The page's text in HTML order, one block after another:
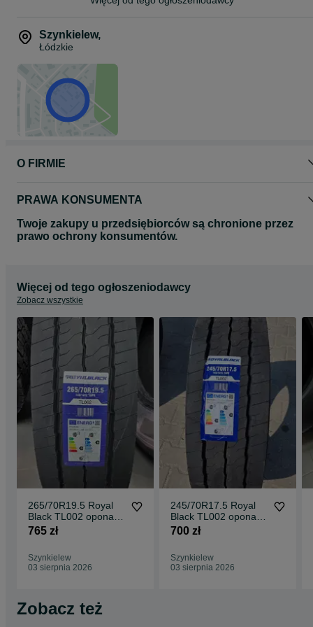
możliwość montażu na miejscu
Szynkielew 53
95-200 Pabianice
Możliwy odbiór osobisty lub wysyłka kurierem.
Wystawiamy fakturę VAT.
opona ciężarowa, opony ciężarowe 22.5, opony tir, opony do
ciężarówki, opona napędowa, opony do tira, opony do ciągnika
Szynkielew,
Łódzkie
O FIRMIE
PRAWA KONSUMENTA
Twoje zakupy u przedsiębiorców są chronione przez
prawo ochrony konsumentów.
Więcej od tego ogłoszeniodawcy
Zobacz wszystkie
265/70R19.5 Royal
Black TL002 opona
ciężarowa naczepowa
765 zł
Szynkielew
03 sierpnia 2026
245/70R17.5 Royal
Black TL002 opona
ciężarowa naczepowa
700 zł
Szynkielew
03 sierpnia 2026
Zobacz też